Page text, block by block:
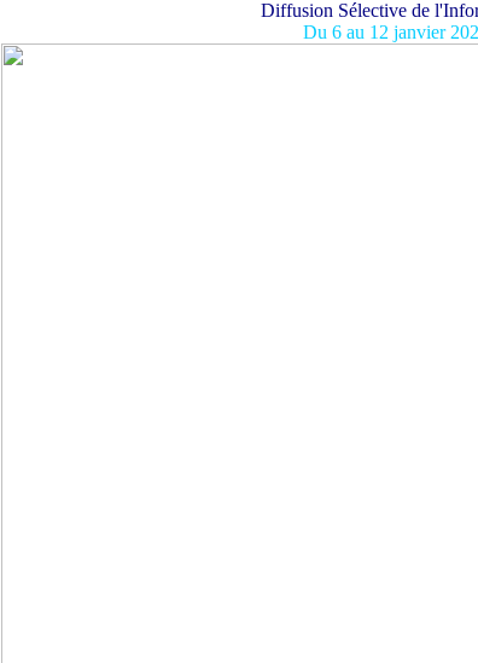
Diffusion Sélective de
Du 6 au 12 janvier